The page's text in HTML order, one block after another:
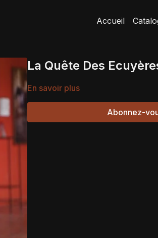
Accueil
La Quête Des
En savoir plus
Abonnez-